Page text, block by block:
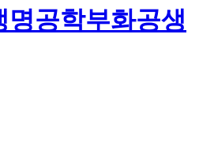
명공학부화공생